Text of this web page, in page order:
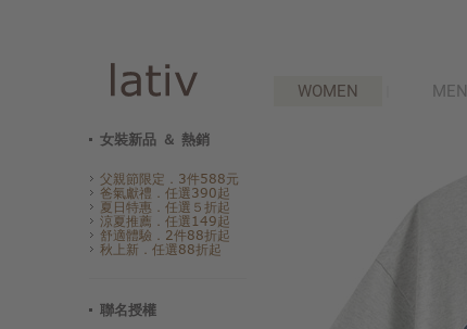
WOMEN MEN
女裝新品 ＆ 熱銷
父親節限定．3件588元
爸氣獻禮．任選390起
夏日特惠．任選５折起
涼夏推薦．任選149起
舒適體驗．2件88折起
秋上新．任選88折起
聯名授權